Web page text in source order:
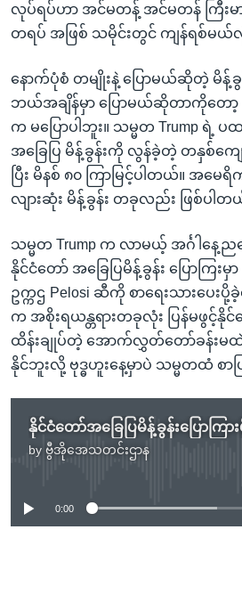
လုပ်ရပ်ဟာ အင်မတန့် အင်မတန် ကြီး
တရပ် အဖြစ် သမိုင်းတွင် ကျန်ရစ်မယ်
နောက်ပုံစံ တမျိုးနဲ့ ပြောမယ်ဆိုတဲ့ မိန့်
ဘယ်အချိန်မှာ ပြောမယ်ဆိုတာကိုတော့ သ
က မပြောပါဘူး။ သမ္မတ Trump ရဲ့
အခြေပြ မိန့်ခွန်းကို လွန်ခဲ့တဲ့ တနှစ်ကျေ
ပြီး မိနစ် ၈၀ ကြာမြင့်ပါတယ်။ အမ
လျားဆုံး မိန့်ခွန်း တခုလည်း ဖြစ်ပါတ
သမ္မတ Trump က လာမယ့် အင်္ဂါနေ့
နိုင်ငံတော် အခြေပြမိန့်ခွန်း ပြောကြး
ဥက္ကဌ Pelosi ဆီကို စာရေးသားပေ
က အစိုးရယန္တရားတခုလုံး ပြန်မဖွင့်
ထိန်းချုပ်တဲ့ အောက်လွှတ်တော်ခန်းမထဲမှ
နိုင်ဘူးလို့ ဗုဒ္ဓဟူးနေ့မှာပဲ သမ္မတထံ စာ
by ဗွီအိုအေသတင်းဌာန
No media source
0:00